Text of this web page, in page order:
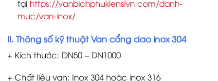
tại https://vanbichphukienslvn.com/danh-
muc/van-inox/
II. Thông số kỹ thuật Van cổng dao inox 304
+ Kích thước: DN50 – DN1000
+ Chất liệu van: Inox 304 hoặc inox 316